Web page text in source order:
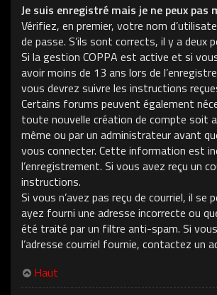
Je suis enregistré mais je ne peux pas
Vérifiez, en premier, votre nom
de passe. S’ils sont corrects, il y a deux
Si la gestion COPPA est active et si
avoir moins de 13 ans lors de
vous devrez suivre les instructions
Certains forums peuvent également
toute nouvelle création de compte soit
même ou par un administrateur avant
vous connecter. Cette information est
l’enregistrement. Si vous avez reçu un
instructions.
Si vous n’avez pas reçu de courriel, il se
ayez fourni une adresse incorrecte ou
été traité par un filtre anti-spam. Si
l’adresse courriel fournie, contactez un
Haut